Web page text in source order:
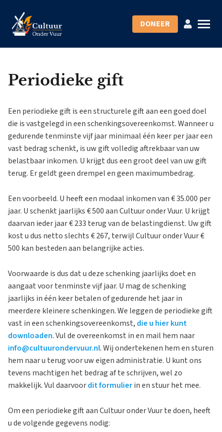
DONEER
Periodieke gift
Een periodieke gift is een structurele gift aan een goed doel
die is vastgelegd in een schenkingsovereenkomst. Wanneer u
gedurende tenminste vijf jaar minimaal één keer per jaar een
vast bedrag schenkt, is uw gift volledig aftrekbaar van uw
belastbaar inkomen. U krijgt dus een groot deel van uw gift
terug. Er geldt geen drempel en geen maximumbedrag.
Een voorbeeld. U heeft een modaal inkomen van € 35.000 per
jaar. U schenkt jaarlijks € 500 aan Cultuur onder Vuur. U krijgt
daarvan ieder jaar € 233 terug van de belastingdienst. Uw gift
kost u dus netto slechts € 267, terwijl Cultuur onder Vuur €
500 kan besteden aan belangrijke acties.
Voorwaarde is dus dat u deze schenking jaarlijks doet en
aangaat voor tenminste vijf jaar. U mag de schenking
jaarlijks in één keer betalen of gedurende het jaar in
meerdere kleinere schenkingen. We leggen de periodieke gift
vast in een schenkingsovereenkomst, die u hier kunt
downloaden. Vul de overeenkomst in en mail hem naar
info@cultuurondervuur.nl. Wij ondertekenen hem en sturen
hem naar u terug voor uw eigen administratie. U kunt ons
tevens machtigen het bedrag af te schrijven, wel zo
makkelijk. Vul daarvoordit formulierin en stuur het mee.
Om een periodieke gift aan Cultuur onder Vuur te doen, heeft
u de volgende gegevens nodig: